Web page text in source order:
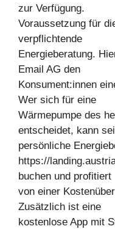
zur Verfügung.
Voraussetzung für
verpflichtende
Energieberatung.
Email AG den
Konsument:innen
Wer sich für eine
Wärmepumpe des
entscheidet, kann
persönliche
https://
buchen und profitiert
von einer
Zusätzlich ist eine
kostenlose App mit